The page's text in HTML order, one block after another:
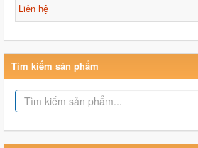
Liên hệ
Tìm kiếm sản phẩm